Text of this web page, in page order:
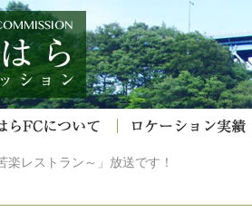
楽レストラン～」放送です！